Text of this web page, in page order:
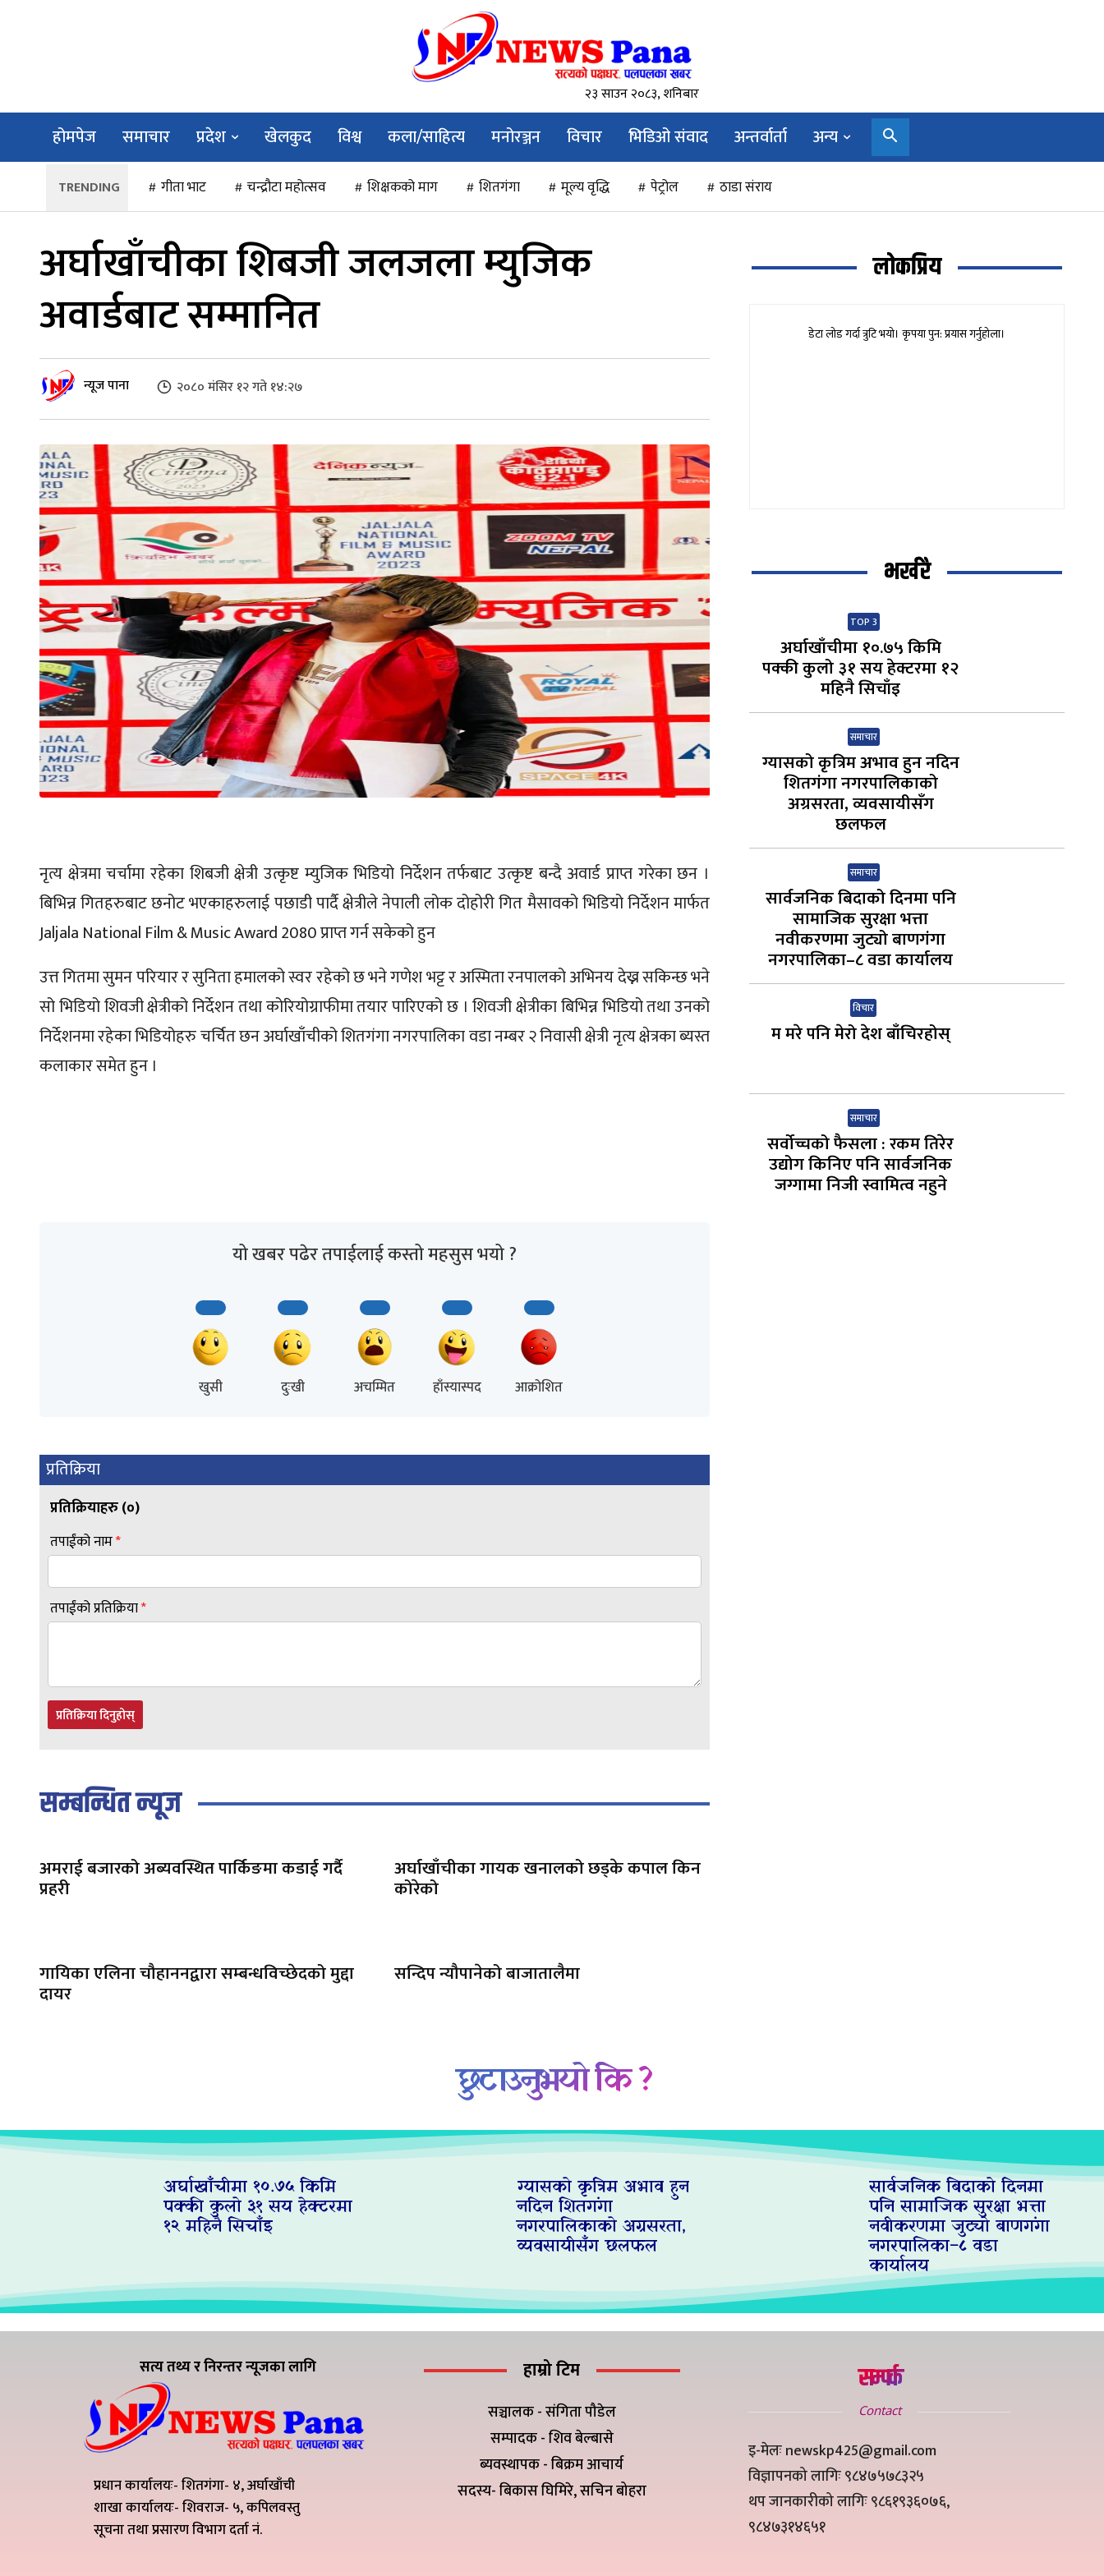
२३ साउन २०८३, शनिबार
होमपेज समाचार प्रदेश खेलकुद विश्व कला/साहित्य मनोरञ्जन विचार भिडिओ संवाद अन्तर्वार्ता अन्य
गीता भाट चन्द्रौटा महोत्सव शिक्षकको माग शितगंगा मूल्य वृद्धि पेट्रोल ठाडा संराय
अर्घाखाँचीका शिबजी जलजला म्युजिक
अवार्डबाट सम्मानित
न्यूज पाना २०८० मंसिर १२ गते १४:२७
नृत्य क्षेत्रमा चर्चामा रहेका शिबजी क्षेत्री उत्कृष्ट म्युजिक भिडियो निर्देशन तर्फबाट उत्कृष्ट बन्दै अवार्ड प्राप्त गरेका छन ।
बिभिन्न गितहरुबाट छनोट भएकाहरुलाई पछाडी पार्दै क्षेत्रीले नेपाली लोक दोहोरी गित मैसावको भिडियो निर्देशन मार्फत
Jaljala National Film & Music Award 2080 प्राप्त गर्न सकेको हुन
उत्त गितमा सुमन परियार र सुनिता हमालको स्वर रहेको छ भने गणेश भट्ट र अस्मिता रनपालको अभिनय देख्न सकिन्छ भने
सो भिडियो शिवजी क्षेत्रीको निर्देशन तथा कोरियोग्राफीमा तयार पारिएको छ । शिवजी क्षेत्रीका बिभिन्न भिडियो तथा उनको
निर्देशनमा रहेका भिडियोहरु चर्चित छन अर्घाखाँचीको शितगंगा नगरपालिका वडा नम्बर २ निवासी क्षेत्री नृत्य क्षेत्रका ब्यस्त
कलाकार समेत हुन ।
यो खबर पढेर तपाईलाई कस्तो महसुस भयो ?
खुसी दुःखी अचम्मित हाँस्यास्पद आक्रोशित
प्रतिक्रिया
प्रतिक्रियाहरु (०)
तपाईंको नाम*
तपाईंको प्रतिक्रिया*
प्रतिक्रिया दिनुहोस्
सम्बन्धित न्यूज
अमराई बजारको अब्यवस्थित पार्किङमा कडाई गर्दै
प्रहरी
अर्घाखाँचीका गायक खनालको छड्के कपाल किन
कोरेको
गायिका एलिना चौहाननद्वारा सम्बन्धविच्छेदको मुद्दा
दायर
सन्दिप न्यौपानेको बाजातालैमा
लोकप्रिय
डेटा लोड गर्दा त्रुटि भयो। कृपया पुन: प्रयास गर्नुहोला।
भर्खरै
TOP 3
अर्घाखाँचीमा १०.७५ किमि
पक्की कुलो ३१ सय हेक्टरमा १२
महिनै सिचाँइ
समाचार
ग्यासको कृत्रिम अभाव हुन नदिन
शितगंगा नगरपालिकाको
अग्रसरता, व्यवसायीसँग
छलफल
समाचार
सार्वजनिक बिदाको दिनमा पनि
सामाजिक सुरक्षा भत्ता
नवीकरणमा जुट्यो बाणगंगा
नगरपालिका–८ वडा कार्यालय
विचार
म मरे पनि मेरो देश बाँचिरहोस्
समाचार
सर्वोच्चको फैसला : रकम तिरेर
उद्योग किनिए पनि सार्वजनिक
जग्गामा निजी स्वामित्व नहुने
छुटाउनुभयो कि ?
अर्घाखाँचीमा १०.७५ किमि
पक्की कुलो ३१ सय हेक्टरमा
१२ महिनै सिचाँइ
ग्यासको कृत्रिम अभाव हुन
नदिन शितगंगा
नगरपालिकाको अग्रसरता,
व्यवसायीसँग छलफल
सार्वजनिक बिदाको दिनमा
पनि सामाजिक सुरक्षा भत्ता
नवीकरणमा जुट्यो बाणगंगा
नगरपालिका–८ वडा
कार्यालय
सत्य तथ्य र निरन्तर न्यूजका लागि
प्रधान कार्यालयः- शितगंगा- ४, अर्घाखाँची
शाखा कार्यालयः- शिवराज- ५, कपिलवस्तु
सूचना तथा प्रसारण विभाग दर्ता नं.
हाम्रो टिम
सञ्चालक - संगिता पौडेल
सम्पादक - शिव बेल्बासे
ब्यवस्थापक - बिक्रम आचार्य
सदस्य- बिकास घिमिरे, सचिन बोहरा
सम्पर्क
Contact
इ-मेलः newskp425@gmail.com
विज्ञापनको लागिः ९८४७५७८३२५
थप जानकारीको लागिः ९८६१९३६०७६,
९८४७३१४६५१